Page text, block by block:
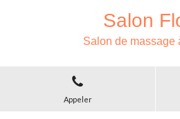
Salon
Salon de massage
Appeler